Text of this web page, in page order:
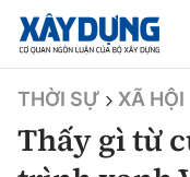
TIN BỘ XÂY DỰNG
THỜI SỰ XÃ HỘI
Thấy gì từ